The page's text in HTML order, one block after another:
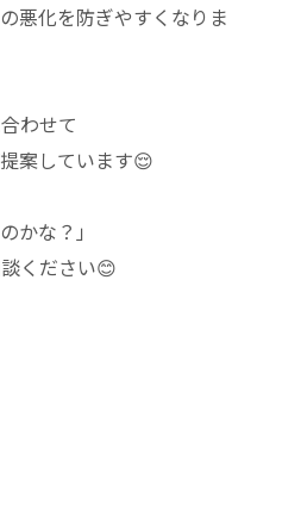
悪化を防ぎやすくなりま
わせて
案しています😌
かな？」
ください😊